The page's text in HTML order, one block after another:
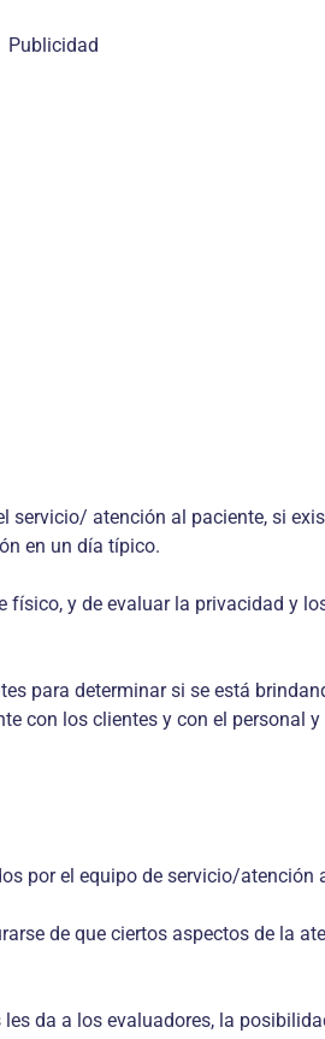
Publicidad
atención al paciente, si
en un día típico.
y de evaluar la privacidad y
para determinar si se está
con los clientes y con el personal
por el equipo de servicio/atención
de que ciertos aspectos de la
da a los evaluadores, la